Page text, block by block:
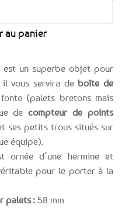
est un superbe objet pour
vous servira de boîte de
(palets bretons mais
decompteur de points
ses petits trous situés sur
équipe).
d’une hermine et
pour le porter à la
palets : 58 mm
de rangement VIDE + 2
au panier